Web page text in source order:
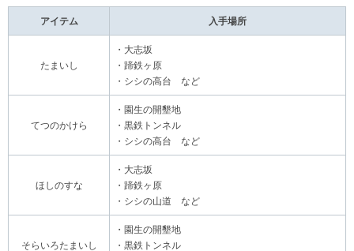
アイテム 入手場所
たまいし
・大志坂
・蹄鉄ヶ原
・シシの高台 など
てつのかけら
・園生の開墾地
・黒鉄トンネル
・シシの高台 など
ほしのすな
・大志坂
・蹄鉄ヶ原
・シシの山道 など
そらいろたまいし
・園生の開墾地
・黒鉄トンネル